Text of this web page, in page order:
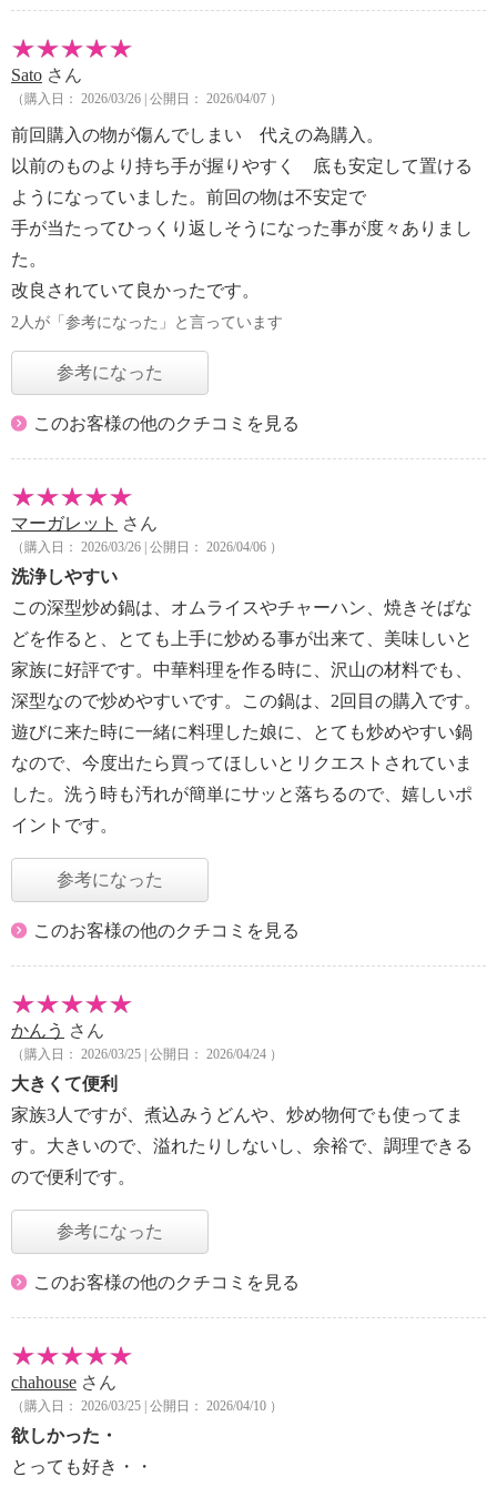
Sato さん
（購入日： 2026/03/26 | 公開日： 2026/04/07 ）
前回購入の物が傷んでしまい 代えの為購入。
以前のものより持ち手が握りやすく 底も安定して置ける
ようになっていました。前回の物は不安定で
手が当たってひっくり返しそうになった事が度々ありまし
た。
改良されていて良かったです。
2人が「参考になった」と言っています
参考になった
このお客様の他のクチコミを見る
マーガレット さん
（購入日： 2026/03/26 | 公開日： 2026/04/06 ）
洗浄しやすい
この深型炒め鍋は、オムライスやチャーハン、焼きそばな
どを作ると、とても上手に炒める事が出来て、美味しいと
家族に好評です。中華料理を作る時に、沢山の材料でも、
深型なので炒めやすいです。この鍋は、2回目の購入です。
遊びに来た時に一緒に料理した娘に、とても炒めやすい鍋
なので、今度出たら買ってほしいとリクエストされていま
した。洗う時も汚れが簡単にサッと落ちるので、嬉しいポ
イントです。
参考になった
このお客様の他のクチコミを見る
かんう さん
（購入日： 2026/03/25 | 公開日： 2026/04/24 ）
大きくて便利
家族3人ですが、煮込みうどんや、炒め物何でも使ってま
す。大きいので、溢れたりしないし、余裕で、調理できる
ので便利です。
参考になった
このお客様の他のクチコミを見る
chahouse さん
（購入日： 2026/03/25 | 公開日： 2026/04/10 ）
欲しかった・
とっても好き・・